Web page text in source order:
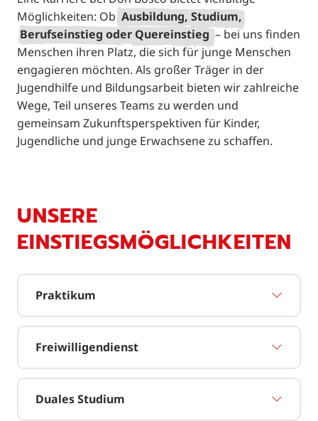
Möglichkeiten: Ob Ausbildung, Studium,
Berufseinstieg oder Quereinstieg – bei uns finden
Menschen ihren Platz, die sich für junge Menschen
engagieren möchten. Als großer Träger in der
Jugendhilfe und Bildungsarbeit bieten wir zahlreiche
Wege, Teil unseres Teams zu werden und
gemeinsam Zukunftsperspektiven für Kinder,
Jugendliche und junge Erwachsene zu schaffen.
UNSERE
EINSTIEGSMÖGLICHKEITEN
Praktikum
Freiwilligendienst
Duales Studium